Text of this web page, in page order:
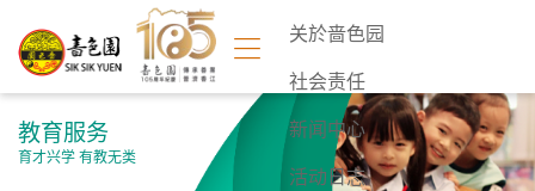
关於啬色园
社会责任
新闻中心
活动日志
教育服务
育才兴学 有教无类